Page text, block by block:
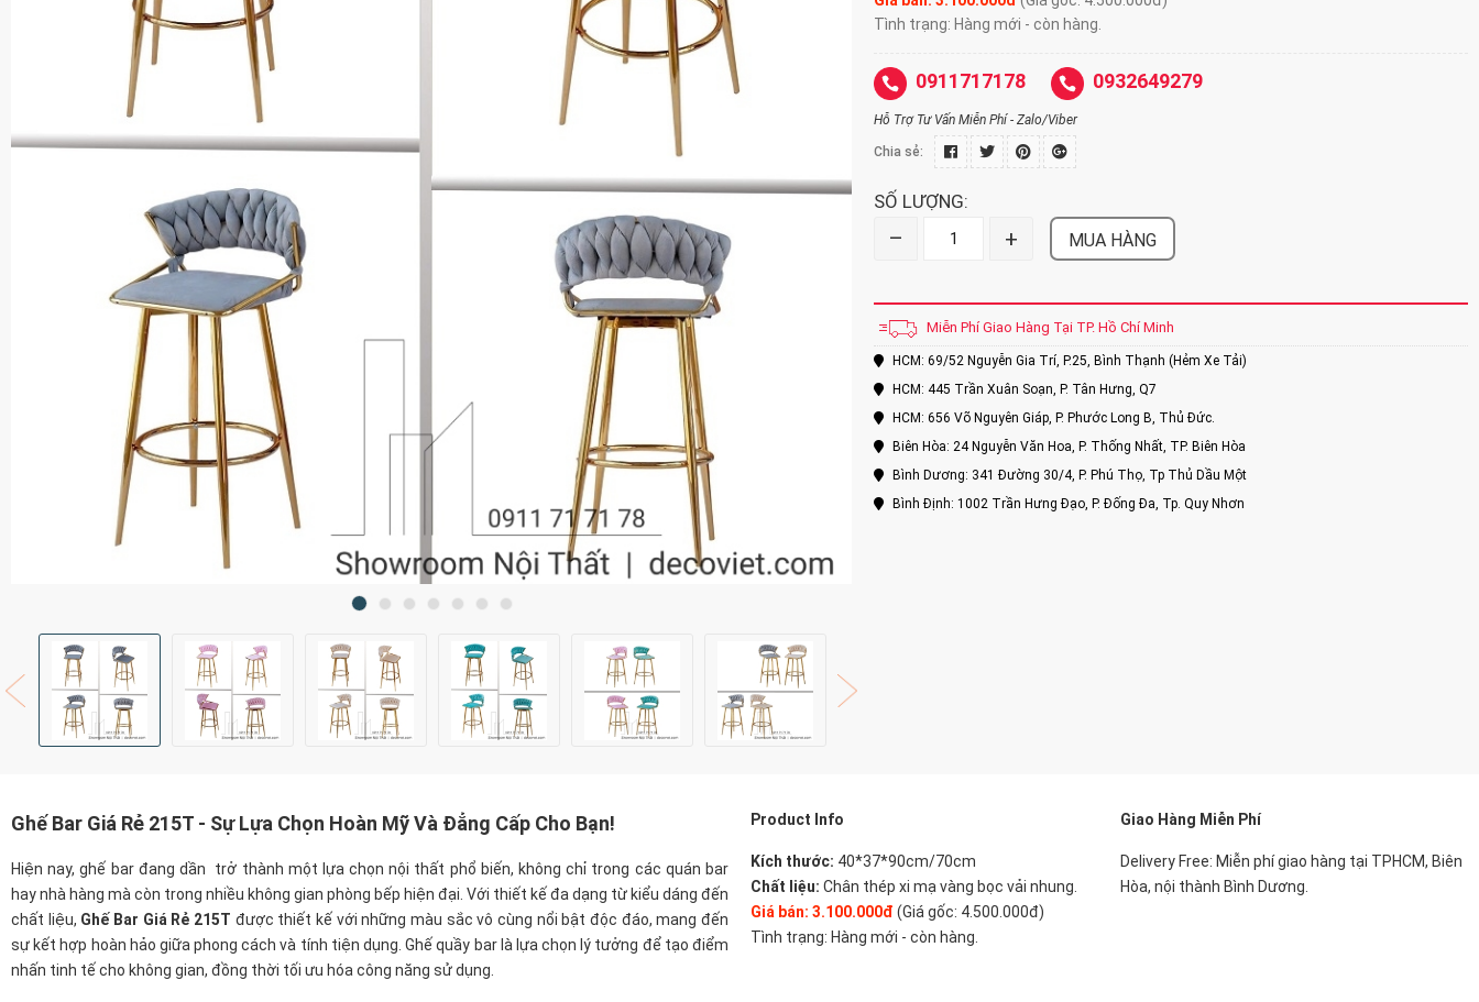
Tình trạng: Hàng mới - còn hàng.
0911717178 0932649279
Hỗ Trợ Tư Vấn Miễn Phí - Zalo/Viber
Chia sẻ:
SỐ LƯỢNG:
– + MUA HÀNG
Miễn Phí Giao Hàng Tại TP. Hồ Chí Minh
HCM: 69/52 Nguyễn Gia Trí, P.25, Bình Thạnh (Hẻm Xe Tải)
HCM: 445 Trần Xuân Soạn, P. Tân Hưng, Q7
HCM: 656 Võ Nguyên Giáp, P. Phước Long B, Thủ Đức.
Biên Hòa: 24 Nguyễn Văn Hoa, P. Thống Nhất, TP. Biên Hòa
Bình Dương: 341 Đường 30/4, P. Phú Thọ, Tp Thủ Dầu Một
Bình Định: 1002 Trần Hưng Đạo, P. Đống Đa, Tp. Quy Nhơn
Ghế Bar Giá Rẻ 215T - Sự Lựa Chọn Hoàn Mỹ Và Đẳng Cấp Cho Bạn!
Hiện nay, ghế bar đang dần trở thành một lựa chọn nội thất phổ biến, không chỉ trong các quán bar
hay nhà hàng mà còn trong nhiều không gian phòng bếp hiện đại. Với thiết kế đa dạng từ kiểu dáng đến
chất liệu, Ghế Bar Giá Rẻ 215T được thiết kế với những màu sắc vô cùng nổi bật độc đáo, mang đến
sự kết hợp hoàn hảo giữa phong cách và tính tiện dụng. Ghế quầy bar là lựa chọn lý tưởng để tạo điểm
nhấn tinh tế cho không gian, đồng thời tối ưu hóa công năng sử dụng.
Product Info
Kích thước: 40*37*90cm/70cm
Chất liệu: Chân thép xi mạ vàng bọc vải nhung.
Giá bán: 3.100.000đ (Giá gốc: 4.500.000đ)
Tình trạng: Hàng mới - còn hàng.
Giao Hàng Miễn Phí
Delivery Free: Miễn phí giao hàng tại TPHCM, Biên
Hòa, nội thành Bình Dương.